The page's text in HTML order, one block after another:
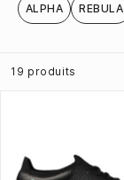
ALPHA REBULA
19 produits